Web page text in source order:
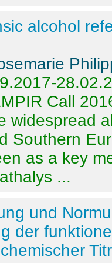
alcohol
Call
widespread
Southern
as a key
...
und
der